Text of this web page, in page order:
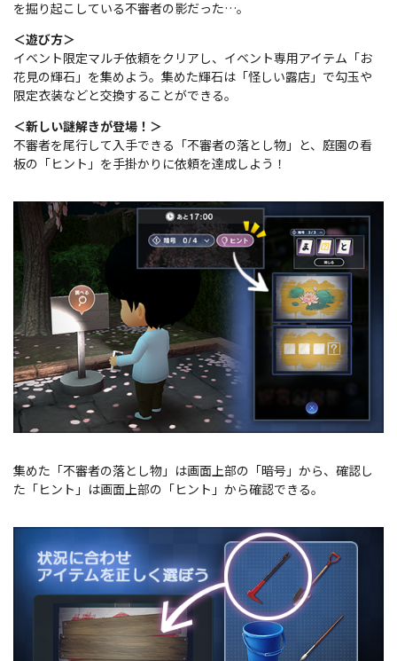
を掘り起こしている不審者の影だった…。
＜遊び方＞
イベント限定マルチ依頼をクリアし、イベント専用アイテム「お
花見の輝石」を集めよう。集めた輝石は「怪しい露店」で勾玉や
限定衣装などと交換することができる。
＜新しい謎解きが登場！＞
不審者を尾行して入手できる「不審者の落とし物」と、庭園の看
板の「ヒント」を手掛かりに依頼を達成しよう！
集めた「不審者の落とし物」は画面上部の「暗号」から、確認し
た「ヒント」は画面上部の「ヒント」から確認できる。